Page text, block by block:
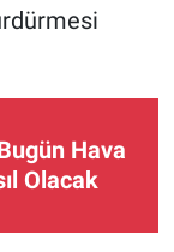
Hava
Olacak